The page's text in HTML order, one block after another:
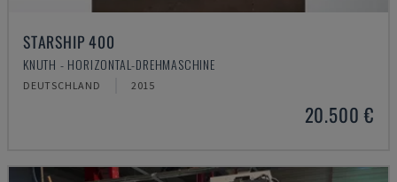
STARSHIP 400
KNUTH - HORIZONTAL-DREHMASCHINE
DEUTSCHLAND 2015
20.500 €